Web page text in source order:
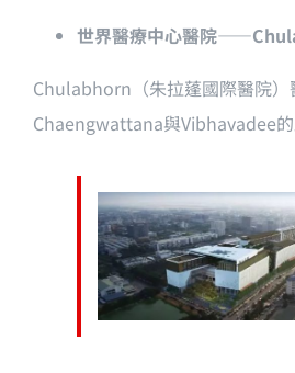
世界醫療中心醫院
Chulabhorn（朱拉蓬國際醫院）
Chaengwattana與Vibhavadee的